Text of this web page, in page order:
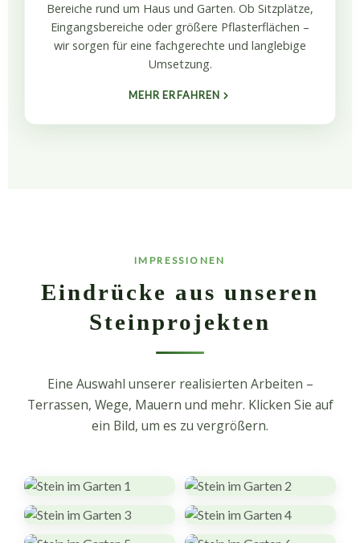
Bereiche rund um Haus und Garten. Ob Sitzplätze,
Eingangsbereiche oder größere Pflasterflächen –
wir sorgen für eine fachgerechte und langlebige
Umsetzung.
MEHR ERFAHREN
IMPRESSIONEN
Eindrücke aus unseren
Steinprojekten
Eine Auswahl unserer realisierten Arbeiten –
Terrassen, Wege, Mauern und mehr. Klicken Sie auf
ein Bild, um es zu vergrößern.